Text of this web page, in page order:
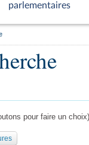
parlementaires
pour faire un choix)